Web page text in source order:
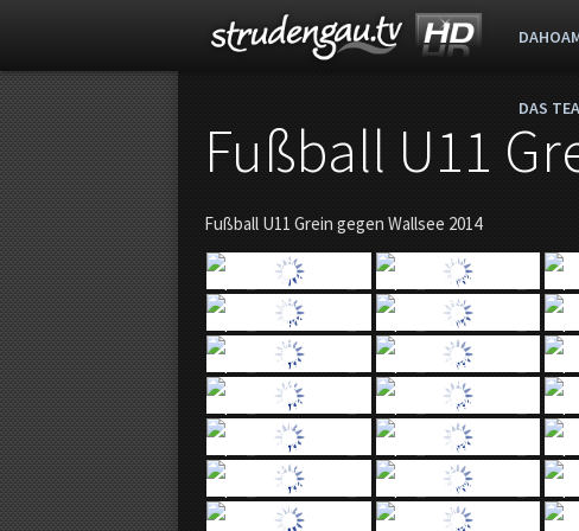
s
t
r
u
d
e
n
DAS
Fußball U11
Fußball U11 Grein gegen Wallsee 2014